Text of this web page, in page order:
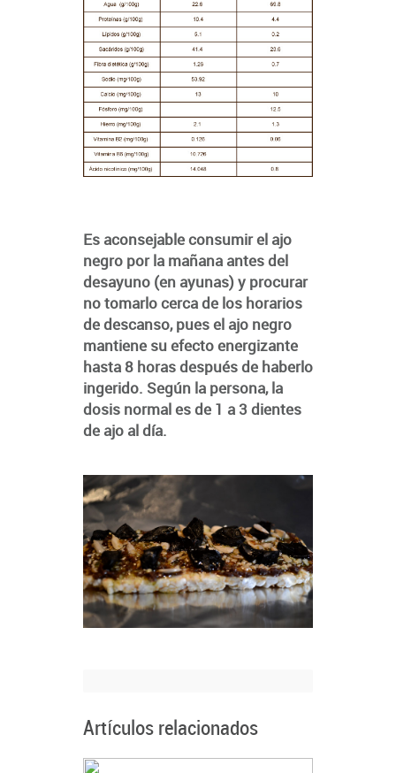
Es aconsejable consumir el ajo
negro por la mañana antes del
desayuno (en ayunas) y procurar
no tomarlo cerca de los horarios
de descanso, pues el ajo negro
mantiene su efecto energizante
hasta 8 horas después de haberlo
ingerido. Según la persona, la
dosis normal es de 1 a 3 dientes
de ajo al día.
Artículos relacionados